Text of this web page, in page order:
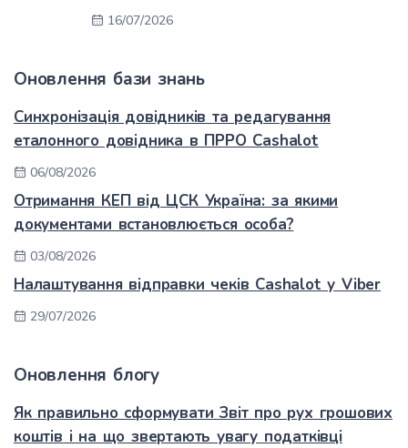
16/07/2026
Оновлення бази знань
Синхронізація довідників та редагування
еталонного довідника в ПРРО Cashalot
06/08/2026
Отримання КЕП від ЦСК Україна: за якими
документами встановлюється особа?
03/08/2026
Налаштування відправки чеків Cashalot у Viber
29/07/2026
Оновлення блогу
Як правильно сформувати Звіт про рух грошових
коштів і на що звертають увагу податківці